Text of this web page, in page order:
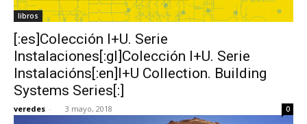
libros
[:es]Colección I+U. Serie
Instalaciones[:gl]Colección I+U. Serie
Instalacións[:en]I+U Collection. Building
Systems Series[:]
veredes - 3 mayo, 2018 0